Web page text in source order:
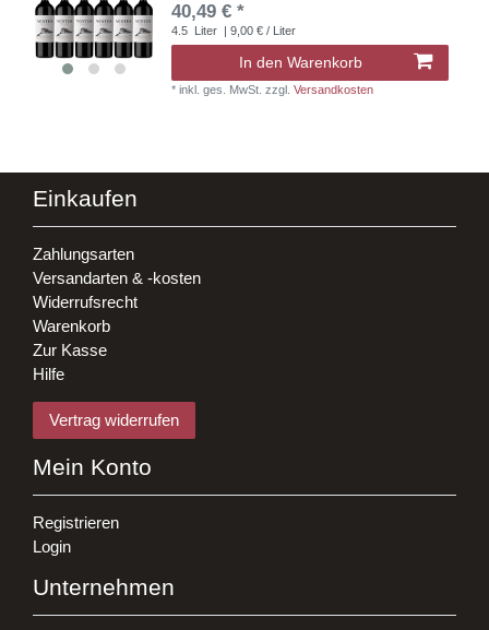
40,49 € *
4.5 Liter | 9,00 € / Liter
In den Warenkorb
*inkl. ges. MwSt. zzgl.Versandkosten
Einkaufen
Zahlungsarten
Versandarten & -kosten
Widerrufsrecht
Warenkorb
Zur Kasse
Hilfe
Vertrag widerrufen
Mein Konto
Registrieren
Login
Unternehmen